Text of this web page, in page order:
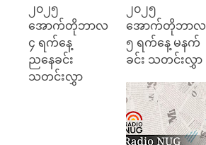
၂၀၂၅
အောက်တိုဘာလ
၄ ရက်နေ့
ညနေခင်း
သတင်းလွှာ
၂၀၂၅
အောက်တိုဘာလ
၅ ရက်နေ့ မနက်
ခင်း သတင်းလွှာ